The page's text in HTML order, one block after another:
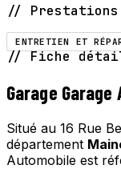
//
ENTRETIEN ET
// Fiche
Garage
Situé au 16 Rue
département
Automobile est